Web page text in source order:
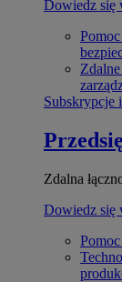
Dowiedz się
Subskrypcje
Zdalna
Dowiedz się